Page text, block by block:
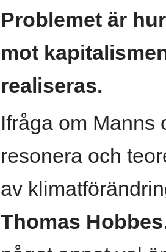
Problemet är
mot
realiseras.
Ifråga om Manns
resonera och
av
Thomas Hobbes